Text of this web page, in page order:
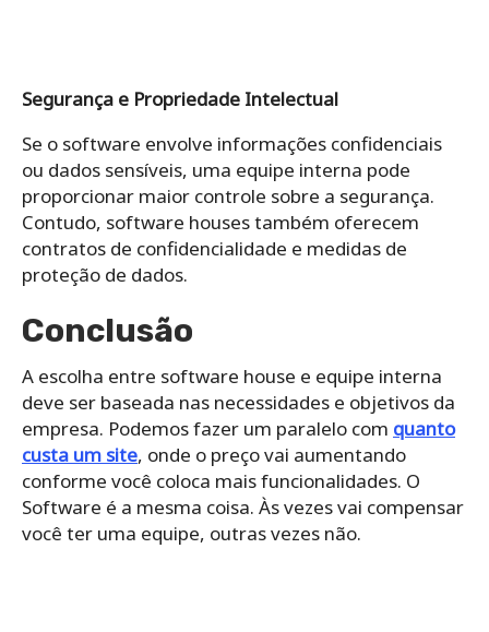
Segurança e Propriedade Intelectual
Se o software envolve informações confidenciais
ou dados sensíveis, uma equipe interna pode
proporcionar maior controle sobre a segurança.
Contudo, software houses também oferecem
contratos de confidencialidade e medidas de
proteção de dados.
Conclusão
A escolha entre software house e equipe interna
deve ser baseada nas necessidades e objetivos da
empresa. Podemos fazer um paralelo com quanto
custa um site, onde o preço vai aumentando
conforme você coloca mais funcionalidades. O
Software é a mesma coisa. Às vezes vai compensar
você ter uma equipe, outras vezes não.